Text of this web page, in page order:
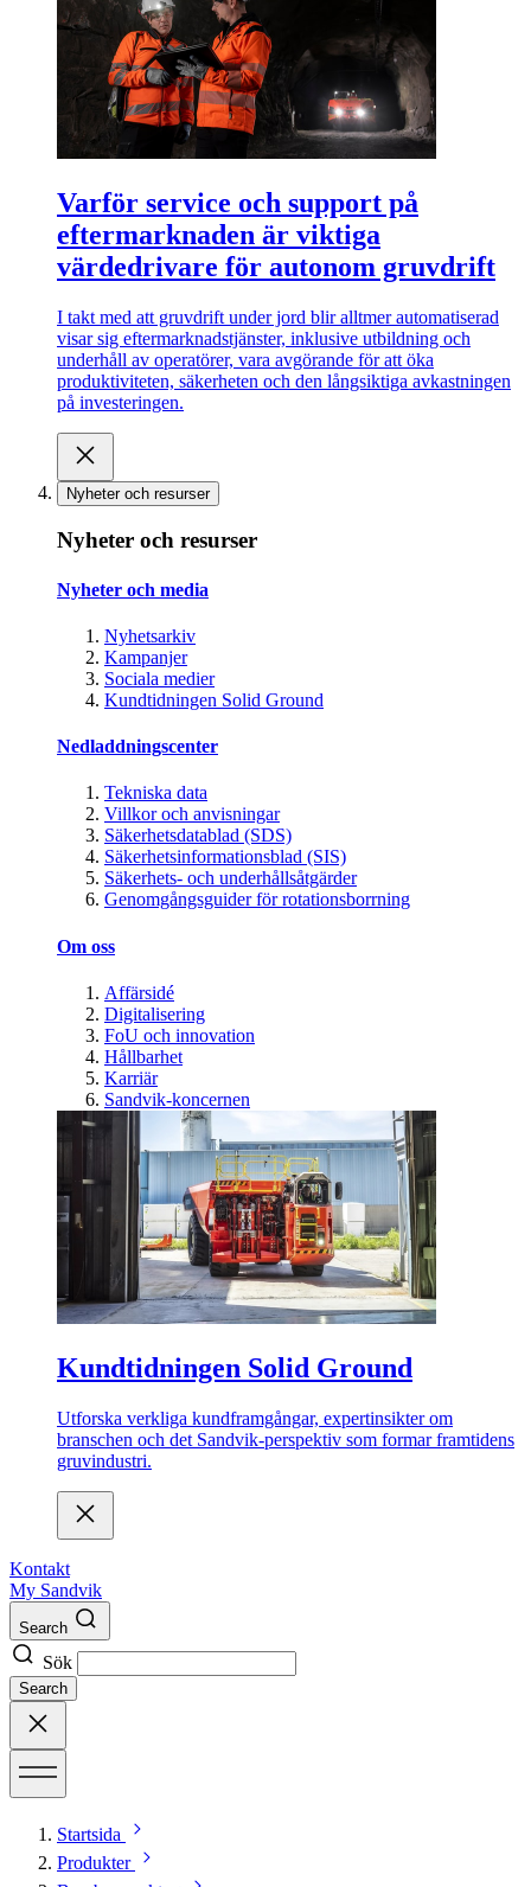
Varför service och support på
eftermarknaden är viktiga
värdedrivare för autonom gruvdrift
I takt med att gruvdrift under jord blir alltmer automatiserad
visar sig eftermarknadstjänster, inklusive utbildning och
underhåll av operatörer, vara avgörande för att öka
produktiviteten, säkerheten och den långsiktiga avkastningen
på investeringen.
Nyheter och resurser
Nyheter och resurser
Nyheter och media
Nyhetsarkiv
Kampanjer
Sociala medier
Kundtidningen Solid Ground
Nedladdningscenter
Tekniska data
Villkor och anvisningar
Säkerhetsdatablad (SDS)
Säkerhetsinformationsblad (SIS)
Säkerhets- och underhållsåtgärder
Genomgångsguider för rotationsborrning
Om oss
Affärsidé
Digitalisering
FoU och innovation
Hållbarhet
Karriär
Sandvik-koncernen
Kundtidningen Solid Ground
Utforska verkliga kundframgångar, expertinsikter om
branschen och det Sandvik-perspektiv som formar framtidens
gruvindustri.
Kontakt
My Sandvik
Search
Sök
Search
Startsida
Produkter